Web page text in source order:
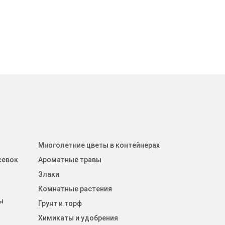
Многолетние цветы в контейнерах
Ароматные травы
Злаки
Комнатные растения
Грунт и торф
Химикаты и удобрения